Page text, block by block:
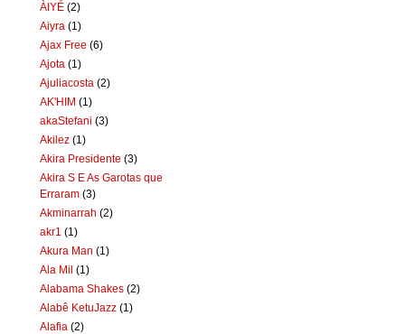
ÀIYÉ (2)
Aiyra (1)
Ajax Free (6)
Ajota (1)
Ajuliacosta (2)
AK'HIM (1)
akaStefani (3)
Akilez (1)
Akira Presidente (3)
Akira S E As Garotas que
Erraram (3)
Akminarrah (2)
akr1 (1)
Akura Man (1)
Ala Mil (1)
Alabama Shakes (2)
Alabê KetuJazz (1)
Alafia (2)